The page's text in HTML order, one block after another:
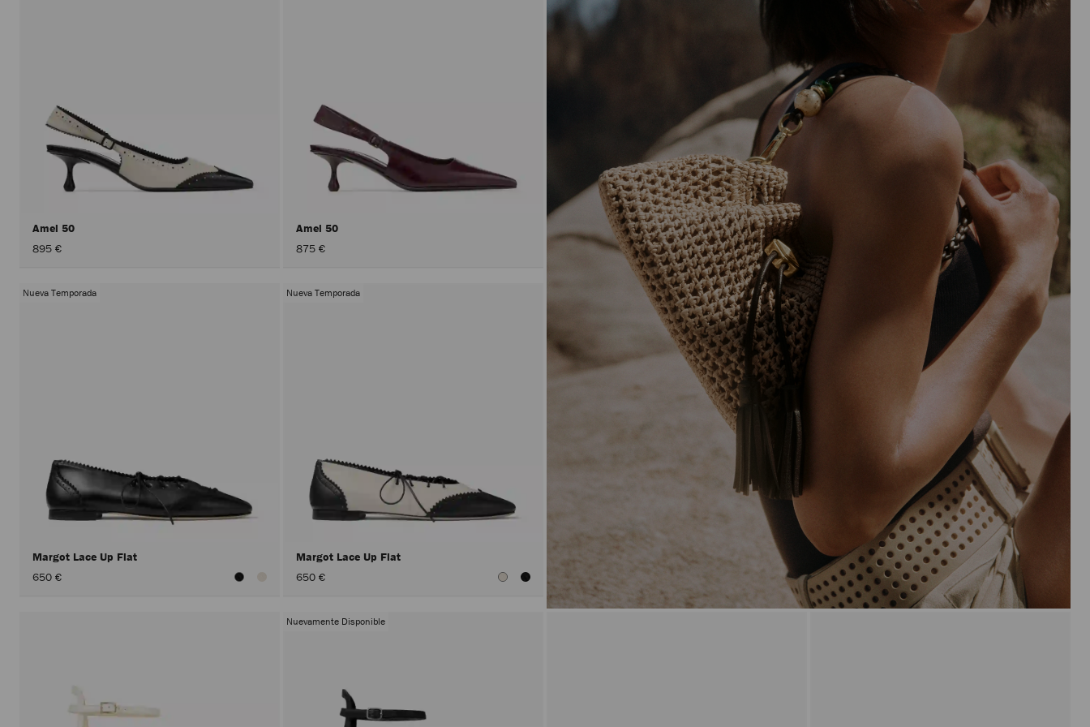
Amel 50
895 €
Amel 50
875 €
Nueva Temporada
Margot Lace Up Flat
650 €
Nueva Temporada
Margot Lace Up Flat
650 €
Nuevamente Disponible